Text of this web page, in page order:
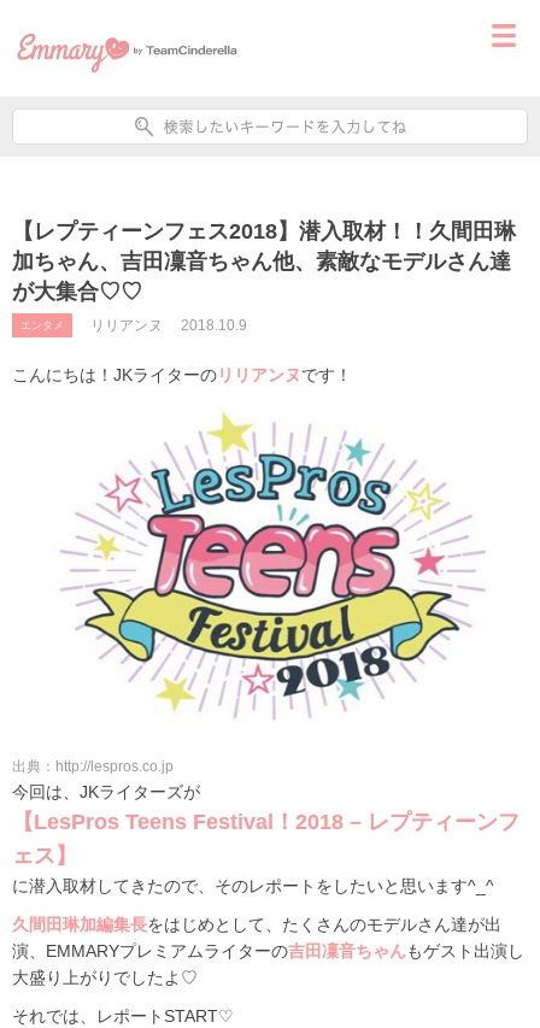
【レプティーンフェス2018】潜入取材！！久間田琳
加ちゃん、吉田凜音ちゃん他、素敵なモデルさん達
が大集合♡♡
エンタメ リリアンヌ 2018.10.9
こんにちは！JKライターのリリアンヌです！
出典：http://lespros.co.jp
今回は、JKライターズが
【LesPros Teens Festival！2018 – レプティーンフ
ェス】
に潜入取材してきたので、そのレポートをしたいと思います^_^
久間田琳加編集長をはじめとして、たくさんのモデルさん達が出
演、EMMARYプレミアムライターの吉田凜音ちゃんもゲスト出演し
大盛り上がりでしたよ♡
それでは、レポートSTART♡